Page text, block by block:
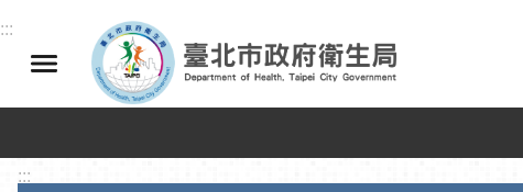
跳到主要內容區塊
:::
:::